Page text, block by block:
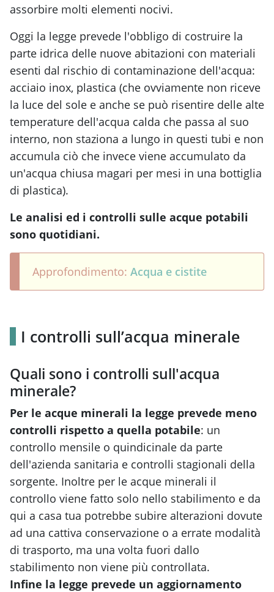
assorbire molti elementi nocivi.
Oggi la legge prevede l'obbligo di costruire la
parte idrica delle nuove abitazioni con materiali
esenti dal rischio di contaminazione dell'acqua:
acciaio inox, plastica (che ovviamente non riceve
la luce del sole e anche se può risentire delle alte
temperature dell'acqua calda che passa al suo
interno, non staziona a lungo in questi tubi e non
accumula ciò che invece viene accumulato da
un'acqua chiusa magari per mesi in una bottiglia
di plastica).
Le analisi ed i controlli sulle acque potabili
sono quotidiani.
Approfondimento: Acqua e cistite
I controlli sull’acqua minerale
Quali sono i controlli sull'acqua
minerale?
Per le acque minerali la legge prevede meno
controlli rispetto a quella potabile: un
controllo mensile o quindicinale da parte
dell'azienda sanitaria e controlli stagionali della
sorgente. Inoltre per le acque minerali il
controllo viene fatto solo nello stabilimento e da
qui a casa tua potrebbe subire alterazioni dovute
ad una cattiva conservazione o a errate modalità
di trasporto, ma una volta fuori dallo
stabilimento non viene più controllata.
Infine la legge prevede un aggiornamento